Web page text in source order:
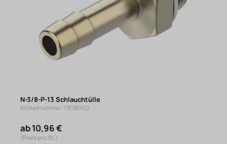
N-3/8-P-13 Schlauchtülle
Artikelnummer: 13036160
ab 10,96 €
(Preis pro St.)